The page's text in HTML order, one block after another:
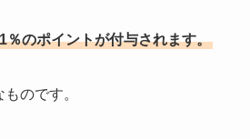
のポイントが付与されます。
のです。